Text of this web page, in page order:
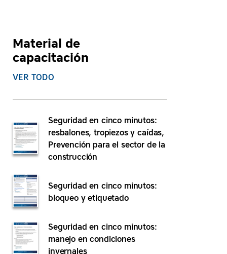
Material de
capacitación
VER TODO
Seguridad en cinco minutos:
resbalones, tropiezos y caídas,
Prevención para el sector de la
construcción
Seguridad en cinco minutos:
bloqueo y etiquetado
Seguridad en cinco minutos:
manejo en condiciones
invernales